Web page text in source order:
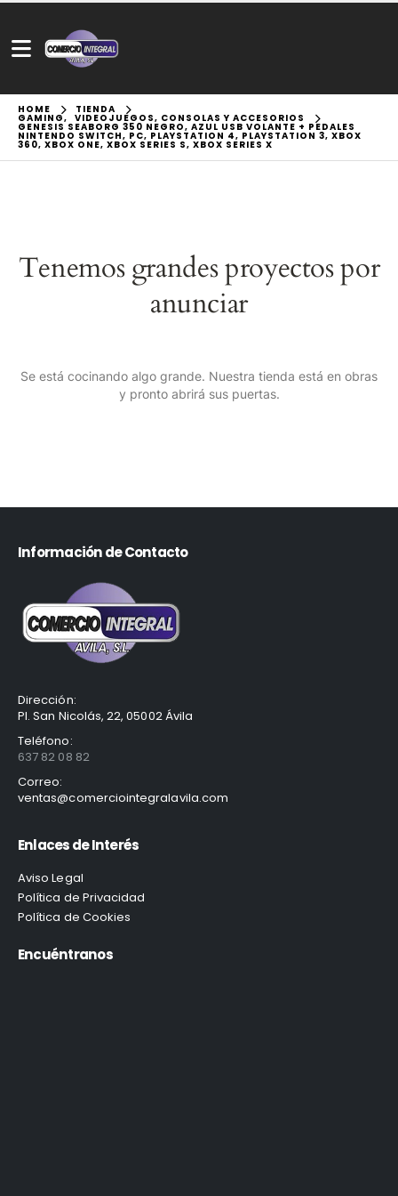
HOME TIENDA
GAMING, VIDEOJUEGOS, CONSOLAS Y ACCESORIOS
GENESIS SEABORG 350 NEGRO, AZUL USB VOLANTE + PEDALES
NINTENDO SWITCH, PC, PLAYSTATION 4, PLAYSTATION 3, XBOX
360, XBOX ONE, XBOX SERIES S, XBOX SERIES X
Tenemos grandes proyectos por
anunciar
Se está cocinando algo grande. Nuestra tienda está en obras
y pronto abrirá sus puertas.
Información de Contacto
Dirección:
Pl. San Nicolás, 22, 05002 Ávila
Teléfono:
637 82 08 82
Correo:
ventas@comerciointegralavila.com
Enlaces de Interés
Aviso Legal
Política de Privacidad
Política de Cookies
Encuéntranos